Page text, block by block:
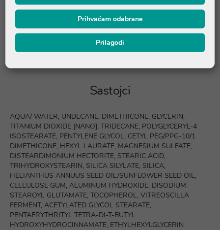
Recenzije (3)
Sastojci
AQUA/ WATER, UNDECANE, DIMETHICONE, GLYCERIN,
TITANIUM DIOXIDE [NANO], TRIDECANE, POLYGLYCERYL-4
ISOSTEARATE, PENTYLENE GLYCOL, CETYL PEG/PPG-10/1
DIMETHICONE, HEXYL LAURATE, MAGNESIUM SULFATE,
DISTEARDIMONIUM HECTORITE, STEARIC ACID,
TRIHYDROXYSTEARIN, SILICA SILYLATE, SILICA,
HELIANTHUS ANNUUS SEED OIL/SUNFLOWER SEED OIL,
CELLULOSE GUM, ALUMINUM HYDROXIDE, DISODIUM
STEAROYL GLUTAMATE, TOCOPHEROL, VITREOSCILLA
FERMENT, ACETYLATED GLYCOL STEARATE,
PENTAERYTHRITYL TETRA-DI-T-BUTYL
HYDROXYHYDROCINNAMATE, ETHYLHEXYLGLYCERIN
Prihvaćam odabrane
Prilagodi